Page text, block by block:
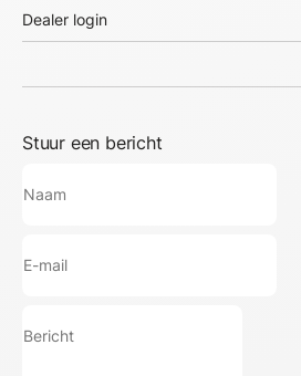
Dealer login
Stuur een bericht